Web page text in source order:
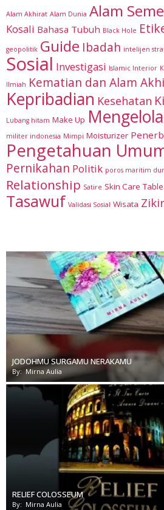
Alam Akhirat Alam Dunia Alam
Kosali Bahasa Tubuh Black Hole
geopolitik Guide Ibadah intelijen
Sosial Investigasi Islamic Interior
Ilmiah Kematian dan Alam
Kepribadian Kesehatan
Lubang hitam Make Up
militer indonesia Mimpi Moisturizer
Pengetahuan
Pernikahan Politik poros maritim
Relationship Satire Skin Care
Tasawuf Validasi Sosial Wisata Zikir
JODOHMU SURGAMU NERAKAMU
By: Mirna Aulia
RELIEF COLOSSEUM
By: Mirna Aulia